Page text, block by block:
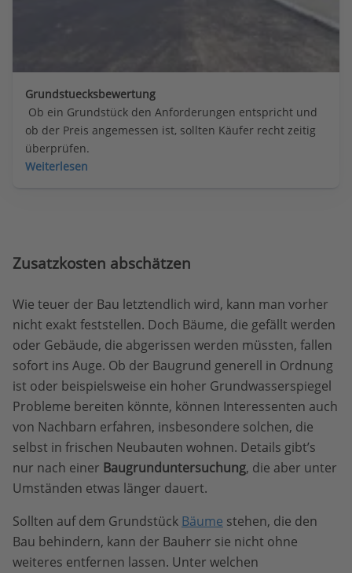
Grundstuecksbewertung
Ob ein Grundstück den Anforderungen entspricht und
ob der Preis angemessen ist, sollten Käufer recht zeitig
überprüfen.
Weiterlesen
Zusatzkosten abschätzen
Wie teuer der Bau letztendlich wird, kann man vorher
nicht exakt feststellen. Doch Bäume, die gefällt werden
oder Gebäude, die abgerissen werden müssten, fallen
sofort ins Auge. Ob der Baugrund generell in Ordnung
ist oder beispielsweise ein hoher Grundwasserspiegel
Probleme bereiten könnte, können Interessenten auch
von Nachbarn erfahren, insbesondere solchen, die
selbst in frischen Neubauten wohnen. Details gibt’s
nur nach einer Baugrunduntersuchung, die aber unter
Umständen etwas länger dauert.
Sollten auf dem Grundstück Bäume stehen, die den
Bau behindern, kann der Bauherr sie nicht ohne
weiteres entfernen lassen. Unter welchen